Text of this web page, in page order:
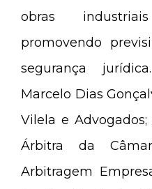
obras
promovendo
segurança
Marcelo Dias
Vilela e
Árbitra da
Arbitragem